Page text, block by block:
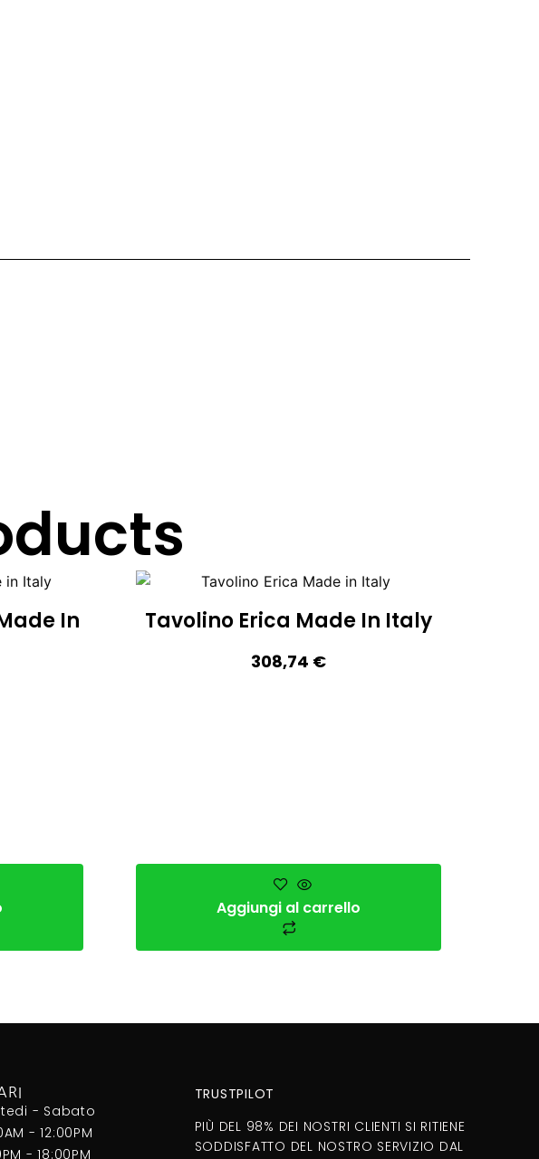
In
Tavolino Erica Made In Italy
308,74 €
Aggiungi al carrello
- Sabato
- 12:00PM
- 18:00PM
TRUSTPILOT
PIÙ DEL 98% DEI NOSTRI CLIENTI SI RITIENE
SODDISFATTO DEL NOSTRO SERVIZIO DAL